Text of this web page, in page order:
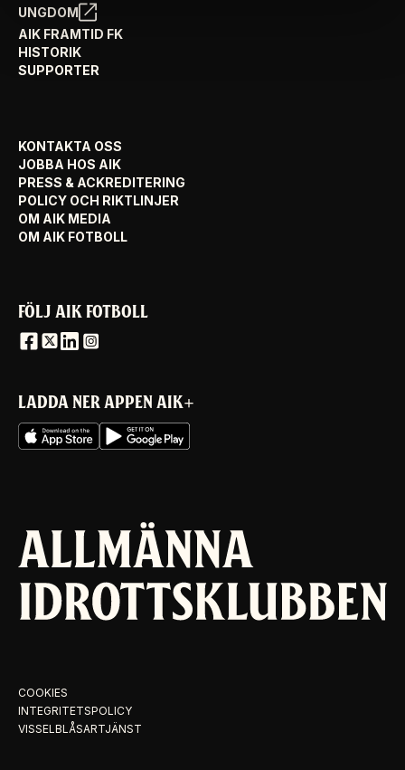
UNGDOM
AIK FRAMTID FK
HISTORIK
SUPPORTER
KONTAKTA OSS
JOBBA HOS AIK
PRESS & ACKREDITERING
POLICY OCH RIKTLINJER
OM AIK MEDIA
OM AIK FOTBOLL
FÖLJ AIK FOTBOLL
LADDA NER APPEN AIK+
COOKIES
INTEGRITETSPOLICY
VISSELBLÅSARTJÄNST